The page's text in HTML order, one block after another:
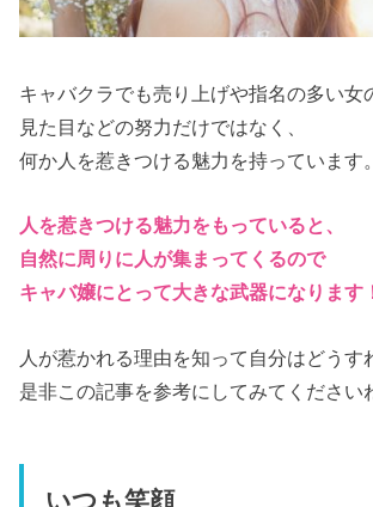
キャバクラでも売り上げや指名の多い女
見た目などの努力だけではなく、
何か人を惹きつける魅力を持っています。
人を惹きつける魅力をもっていると、
自然に周りに人が集まってくるので
キャバ嬢にとって大きな武器になります
人が惹かれる理由を知って自分はどうす
是非この記事を参考にしてみてください
いつも笑顔